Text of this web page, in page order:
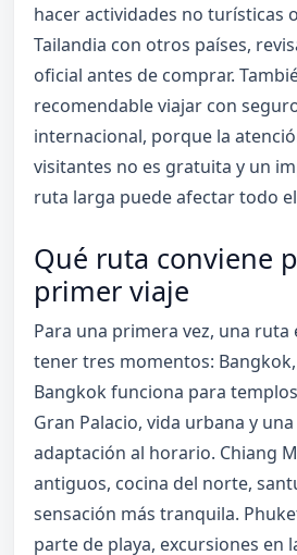
hacer actividades no turísticas
Tailandia con otros países,
oficial antes de comprar.
recomendable viajar con
internacional, porque la
visitantes no es gratuita y un
ruta larga puede afectar todo
Qué ruta conviene
primer viaje
Para una primera vez, una
tener tres momentos:
Bangkok funciona para
Gran Palacio, vida urbana y
adaptación al horario. Chiang
antiguos, cocina del norte,
sensación más tranquila.
parte de playa, excursiones en